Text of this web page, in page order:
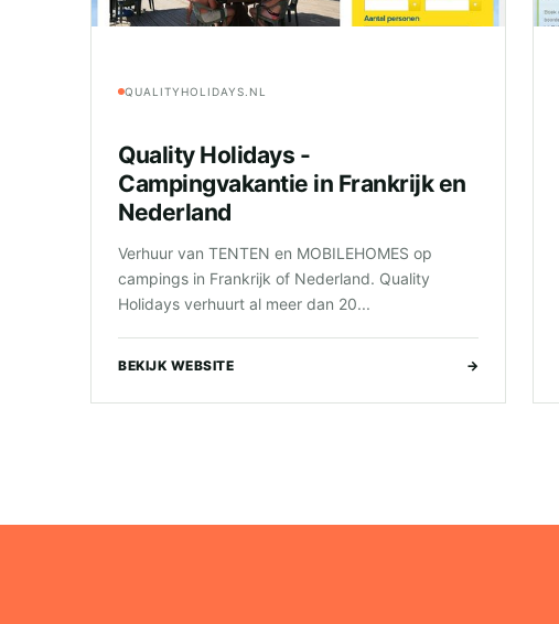
QUALITYHOLIDAYS.NL
Quality Holidays -
Campingvakantie in Frankrijk en
Nederland
Verhuur van TENTEN en MOBILEHOMES op
campings in Frankrijk of Nederland. Quality
Holidays verhuurt al meer dan 20...
BEKIJK WEBSITE →